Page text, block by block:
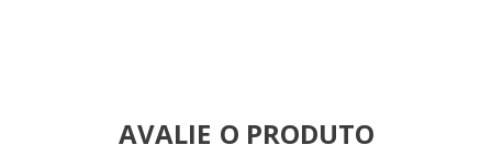
AVALIE